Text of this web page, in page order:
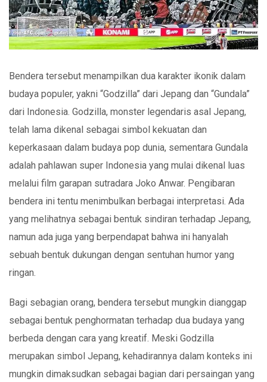
Bendera tersebut menampilkan dua karakter ikonik dalam
budaya populer, yakni “Godzilla” dari Jepang dan “Gundala”
dari Indonesia. Godzilla, monster legendaris asal Jepang,
telah lama dikenal sebagai simbol kekuatan dan
keperkasaan dalam budaya pop dunia, sementara Gundala
adalah pahlawan super Indonesia yang mulai dikenal luas
melalui film garapan sutradara Joko Anwar. Pengibaran
bendera ini tentu menimbulkan berbagai interpretasi. Ada
yang melihatnya sebagai bentuk sindiran terhadap Jepang,
namun ada juga yang berpendapat bahwa ini hanyalah
sebuah bentuk dukungan dengan sentuhan humor yang
ringan.
Bagi sebagian orang, bendera tersebut mungkin dianggap
sebagai bentuk penghormatan terhadap dua budaya yang
berbeda dengan cara yang kreatif. Meski Godzilla
merupakan simbol Jepang, kehadirannya dalam konteks ini
mungkin dimaksudkan sebagai bagian dari persaingan yang